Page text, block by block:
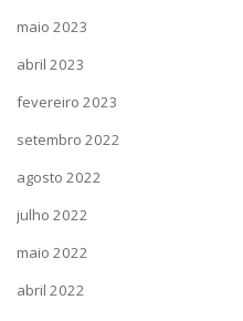
maio 2023
abril 2023
fevereiro 2023
setembro 2022
agosto 2022
julho 2022
maio 2022
abril 2022